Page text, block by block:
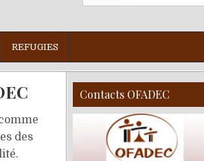
for:
REFUGIES
des
Contacts OFADEC